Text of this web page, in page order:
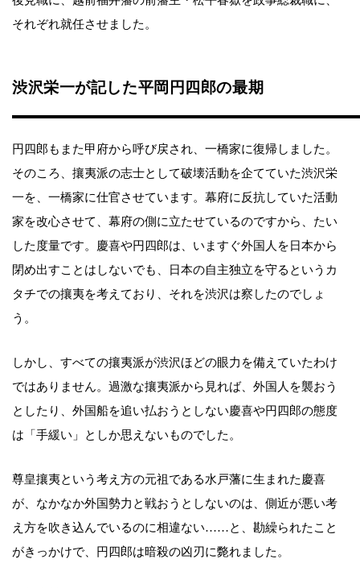
それぞれ就任させました。
渋沢栄一が記した平岡円四郎の最期
円四郎もまた甲府から呼び戻され、一橋家に復帰しました。
そのころ、攘夷派の志士として破壊活動を企てていた渋沢栄
一を、一橋家に仕官させています。幕府に反抗していた活動
家を改心させて、幕府の側に立たせているのですから、たい
した度量です。慶喜や円四郎は、いますぐ外国人を日本から
閉め出すことはしないでも、日本の自主独立を守るというカ
タチでの攘夷を考えており、それを渋沢は察したのでしょ
う。
しかし、すべての攘夷派が渋沢ほどの眼力を備えていたわけ
ではありません。過激な攘夷派から見れば、外国人を襲おう
としたり、外国船を追い払おうとしない慶喜や円四郎の態度
は「手緩い」としか思えないものでした。
尊皇攘夷という考え方の元祖である水戸藩に生まれた慶喜
が、なかなか外国勢力と戦おうとしないのは、側近が悪い考
え方を吹き込んでいるのに相違ない……と、勘繰られたこと
がきっかけで、円四郎は暗殺の凶刃に斃れました。